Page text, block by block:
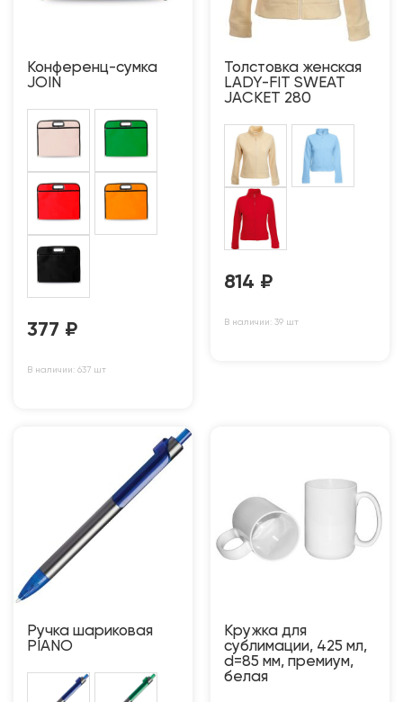
Конференц-сумка
JOIN
377 ₽
В наличии: 637 шт
Толстовка женская
LADY-FIT SWEAT
JACKET 280
814 ₽
В наличии: 39 шт
Ручка шариковая
PIANO
Кружка для
сублимации, 425 мл,
d=85 мм, премиум,
белая